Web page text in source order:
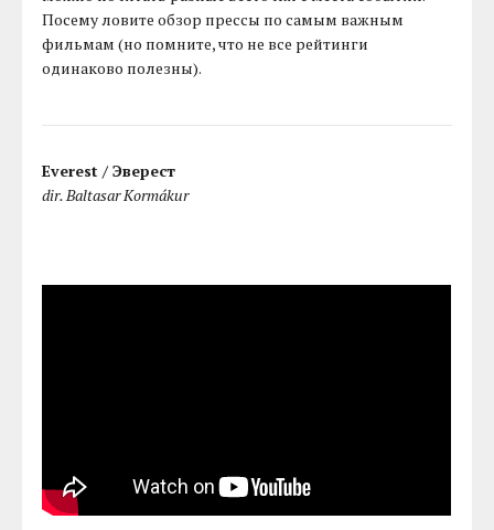
Посему ловите обзор прессы по самым важным
фильмам (но помните, что не все рейтинги
одинаково полезны).
Everest / Эверест
dir. Baltasar Kormákur